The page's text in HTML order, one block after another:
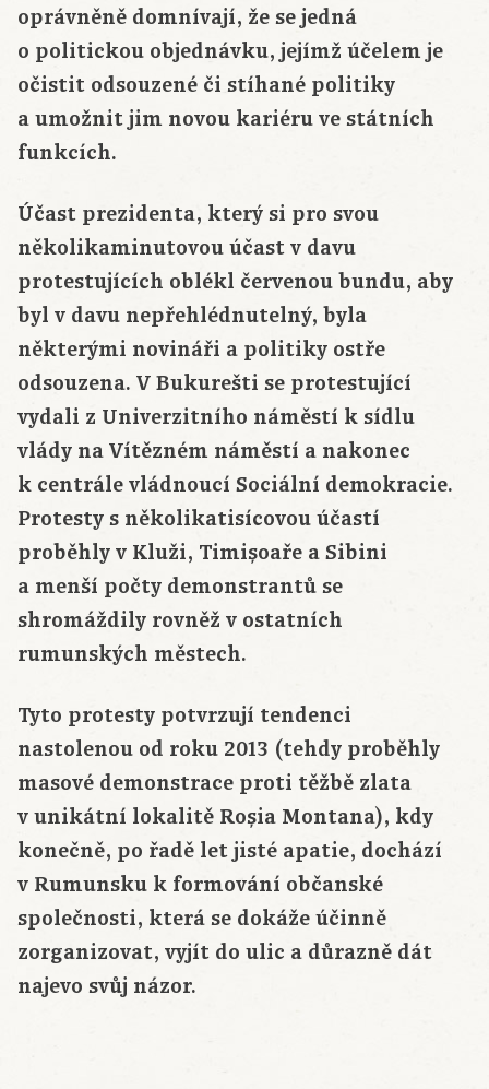
oprávněně domnívají, že se jedná
o politickou objednávku, jejímž účelem je
očistit odsouzené či stíhané politiky
a umožnit jim novou kariéru ve státních
funkcích.
Účast prezidenta, který si pro svou
několikaminutovou účast v davu
protestujících oblékl červenou bundu, aby
byl v davu nepřehlédnutelný, byla
některými novináři a politiky ostře
odsouzena. V Bukurešti se protestující
vydali z Univerzitního náměstí k sídlu
vlády na Vítězném náměstí a nakonec
k centrále vládnoucí Sociální demokracie.
Protesty s několikatisícovou účastí
proběhly v Kluži, Timișoaře a Sibini
a menší počty demonstrantů se
shromáždily rovněž v ostatních
rumunských městech.
Tyto protesty potvrzují tendenci
nastolenou od roku 2013 (tehdy proběhly
masové demonstrace proti těžbě zlata
v unikátní lokalitě Roșia Montana), kdy
konečně, po řadě let jisté apatie, dochází
v Rumunsku k formování občanské
společnosti, která se dokáže účinně
zorganizovat, vyjít do ulic a důrazně dát
najevo svůj názor.